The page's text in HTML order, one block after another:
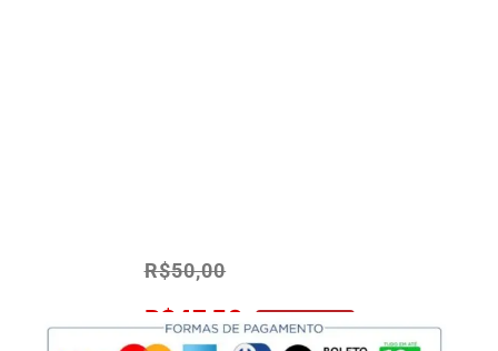
R$50,00
R$47,50 No Pix 5% OFF